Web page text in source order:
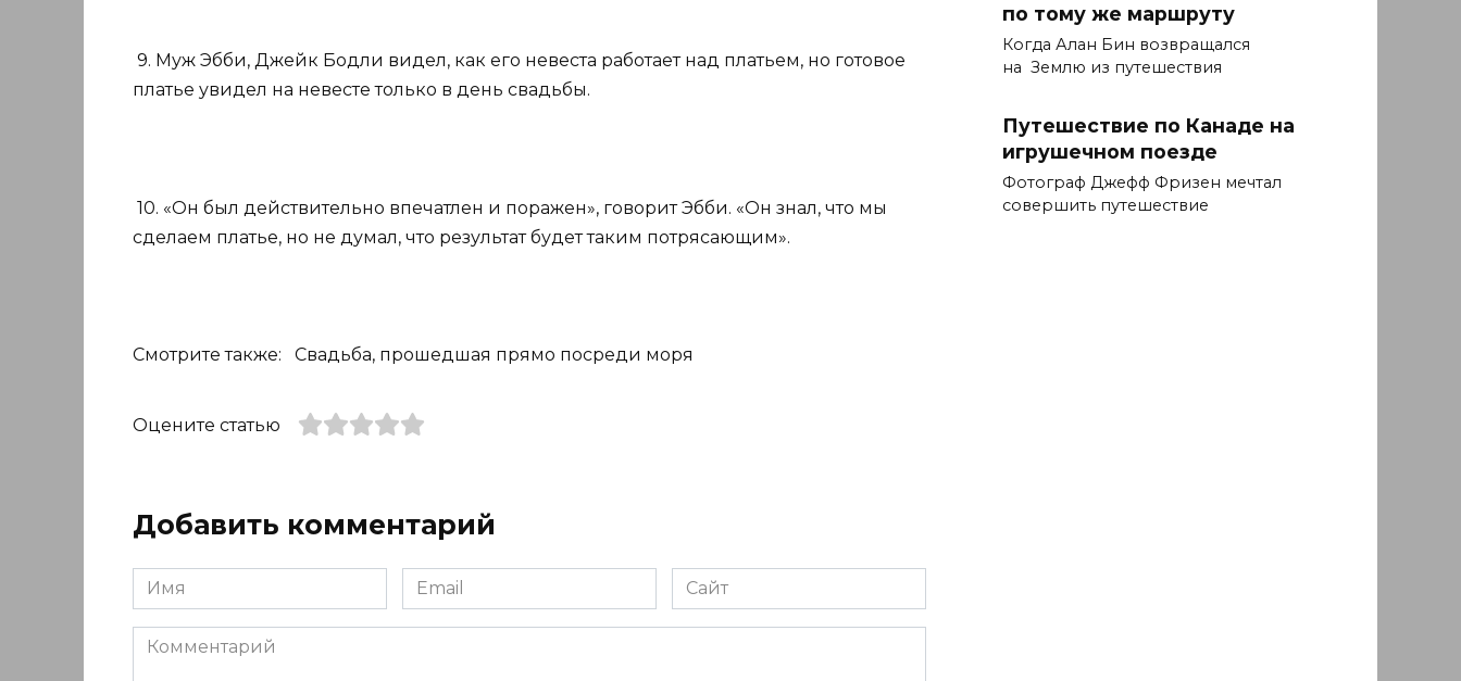
9. Муж Эбби, Джейк Бодли видел, как его невеста работает над платьем, но готовое
платье увидел на невесте только в день свадьбы.
10. «Он был действительно впечатлен и поражен», говорит Эбби. «Он знал, что мы
сделаем платье, но не думал, что результат будет таким потрясающим».
Смотрите также: Свадьба, прошедшая прямо посреди моря
Оцените статью
Добавить комментарий
Имя
*
Email
*
Сайт
Комментарий
по тому же маршруту
Когда Алан Бин возвращался
на Землю из путешествия
Путешествие по Канаде на
игрушечном поезде
Фотограф Джефф Фризен мечтал
совершить путешествие